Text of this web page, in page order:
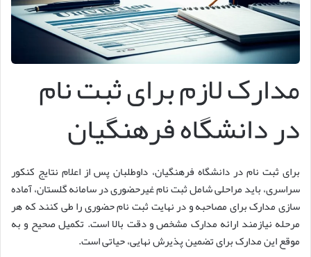
مدارک لازم برای ثبت نام
در دانشگاه فرهنگیان
برای ثبت نام در دانشگاه فرهنگیان، داوطلبان پس از اعلام نتایج کنکور
سراسری، باید مراحلی شامل ثبت نام غیرحضوری در سامانه گلستان، آماده
سازی مدارک برای مصاحبه و در نهایت ثبت نام حضوری را طی کنند که هر
مرحله نیازمند ارائه مدارک مشخص و دقت بالا است. تکمیل صحیح و به
موقع این مدارک برای تضمین پذیرش نهایی، حیاتی است.